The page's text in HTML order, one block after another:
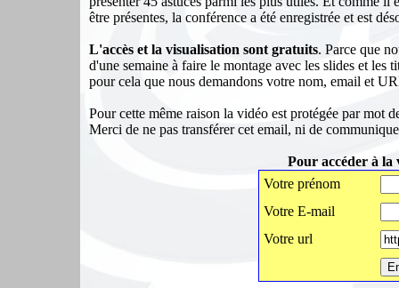
être présentes, la conférence a été enregistrée et est
L'accès et la visualisation sont gratuits. Parce que
d'une semaine à faire le montage avec les slides et
pour cela que nous demandons votre nom, email et
Pour cette même raison la vidéo est protégée par mot
Merci de ne pas transférer cet email, ni de
Pour accéder à la
Votre prénom
Votre E-mail
Votre url